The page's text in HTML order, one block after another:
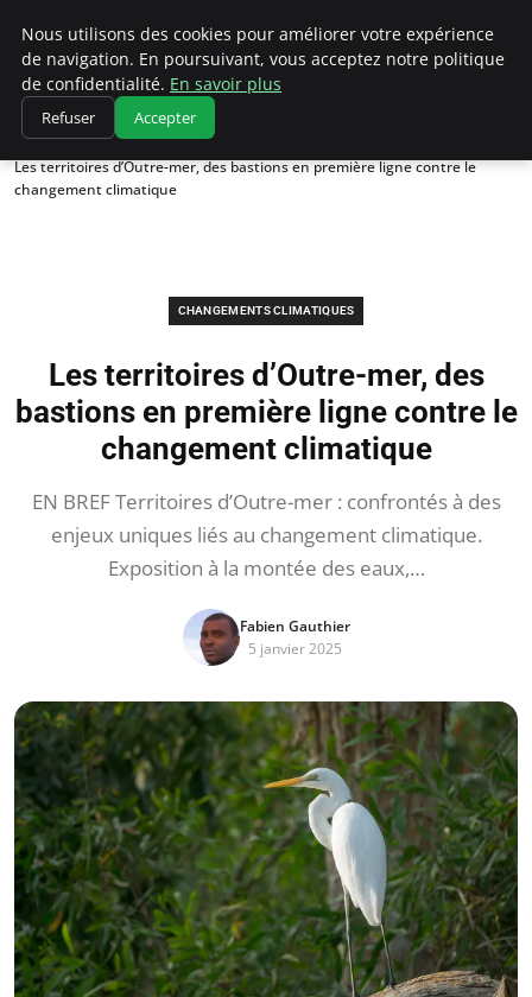
Climatedebtagents
Accueil
Changements climatiques
Les territoires d’Outre-mer, des bastions en première ligne contre le
changement climatique
CHANGEMENTS CLIMATIQUES
Les territoires d’Outre-mer, des
bastions en première ligne contre le
changement climatique
EN BREF Territoires d’Outre-mer : confrontés à des
enjeux uniques liés au changement climatique.
Exposition à la montée des eaux,…
Fabien Gauthier
5 janvier 2025
Nous utilisons des cookies pour améliorer votre expérience
de navigation. En poursuivant, vous acceptez notre politique
de confidentialité. En savoir plus
Refuser Accepter